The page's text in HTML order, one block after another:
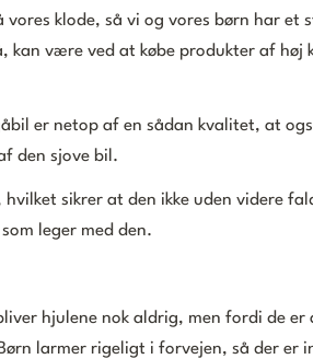
vores klode, så vi og vores børn har
kan være ved at købe produkter af
er netop af en sådan kvalitet, at
den sjove bil.
sikrer at den ikke uden videre
leger med den.
hjulene nok aldrig, men fordi de
larmer rigeligt i forvejen, så der er